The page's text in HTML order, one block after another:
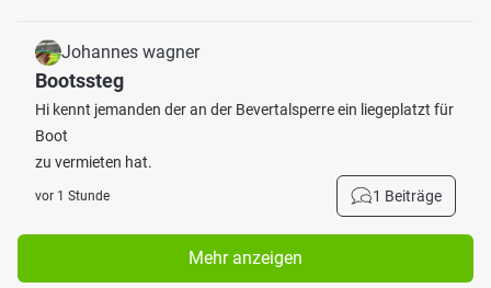
Johannes wagner
Bootssteg
Hi kennt jemanden der an der Bevertalsperre ein liegeplatzt für
Boot
zu vermieten hat.
vor 1 Stunde 1 Beiträge
Mehr anzeigen